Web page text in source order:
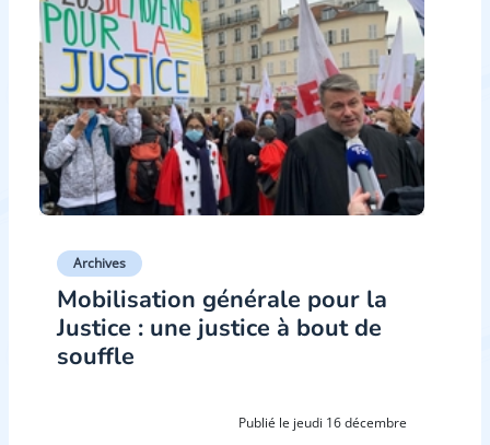
Archives
Mobilisation générale pour la
Justice : une justice à bout de
souffle
Publié le jeudi 16 décembre